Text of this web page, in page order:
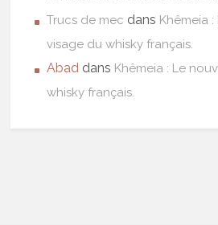
Trucs de mec dans Khêmeia
visage du whisky français.
Abad dans Khêmeia : Le
whisky français.